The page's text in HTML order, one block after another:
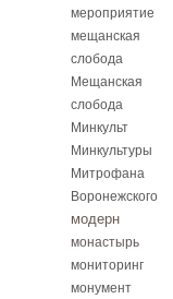
мероприятие
мещанская
слобода
Мещанская
слобода
Минкульт
Минкультуры
Митрофана
Воронежского
модерн
монастырь
мониторинг
монумент